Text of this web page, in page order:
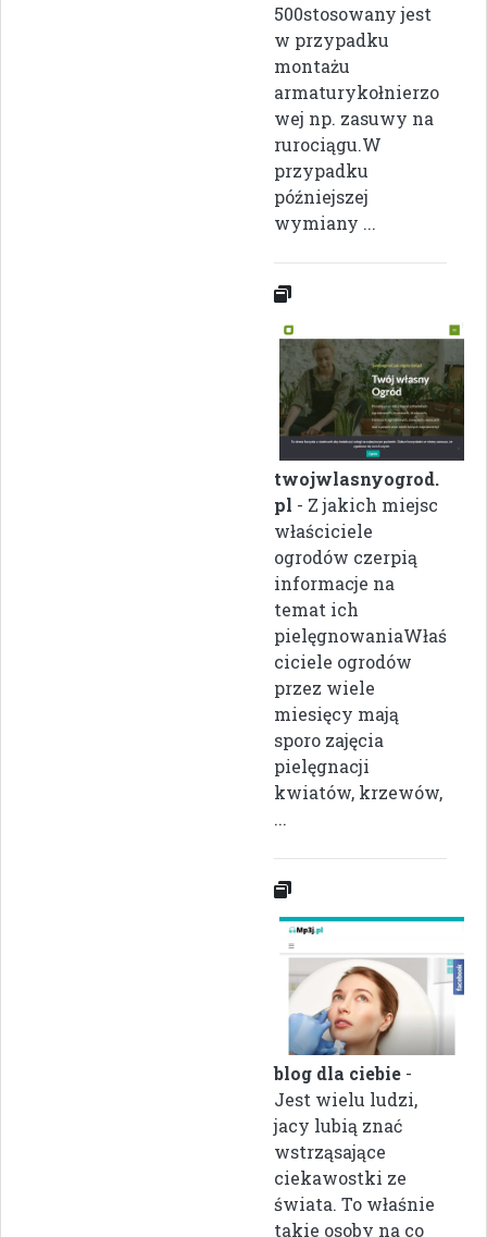
500stosowany jest
w przypadku
montażu
armaturykołnierzo
wej np. zasuwy na
rurociągu.W
przypadku
późniejszej
wymiany ...
twojwlasnyogrod.
pl - Z jakich miejsc
właściciele
ogrodów czerpią
informacje na
temat ich
pielęgnowaniaWłaś
ciciele ogrodów
przez wiele
miesięcy mają
sporo zajęcia
pielęgnacji
kwiatów, krzewów,
...
blog dla ciebie -
Jest wielu ludzi,
jacy lubią znać
wstrząsające
ciekawostki ze
świata. To właśnie
takie osoby na co